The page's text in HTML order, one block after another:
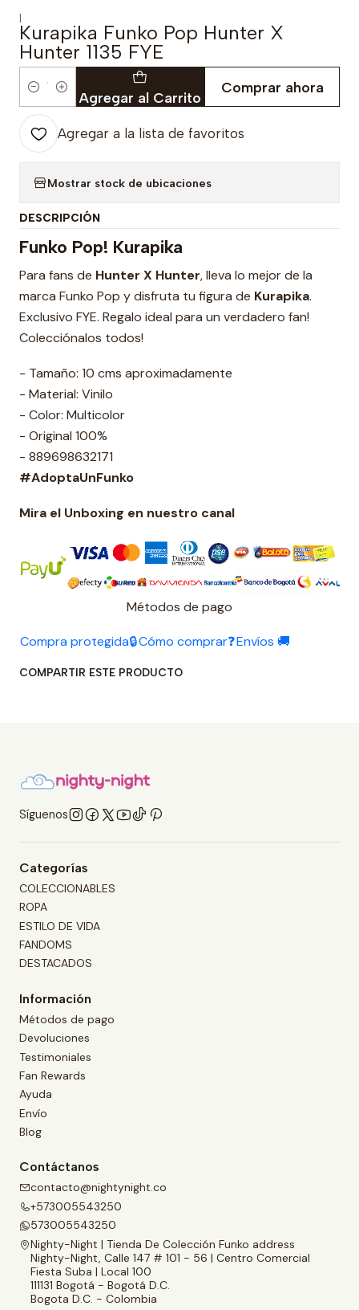
|
Kurapika Funko Pop Hunter X
Hunter 1135 FYE
Cantidad Agregar al Carrito
Comprar ahora
Agregar a la lista de favoritos
Mostrar stock de ubicaciones
DESCRIPCIÓN
Funko Pop! Kurapika
Para fans de Hunter X Hunter, lleva lo mejor de la
marca Funko Pop y disfruta tu figura de Kurapika.
Exclusivo FYE. Regalo ideal para un verdadero fan!
Colecciónalos todos!
- Tamaño: 10 cms aproximadamente
- Material: Vinilo
- Color: Multicolor
- Original 100%
- 889698632171
#AdoptaUnFunko
Mira el Unboxing en nuestro canal
Métodos de pago
Compra protegida🔒Cómo comprar❓Envíos 🚚
COMPARTIR ESTE PRODUCTO
Síguenos
Categorías
COLECCIONABLES
ROPA
ESTILO DE VIDA
FANDOMS
DESTACADOS
Información
Métodos de pago
Devoluciones
Testimoniales
Fan Rewards
Ayuda
Envío
Blog
Contáctanos
contacto@nightynight.co
+573005543250
573005543250
Nighty-Night | Tienda De Colección Funko address
Nighty-Night, Calle 147 # 101 - 56 | Centro Comercial
Fiesta Suba | Local 100
111131 Bogotá - Bogotá D.C.
Bogota D.C. - Colombia